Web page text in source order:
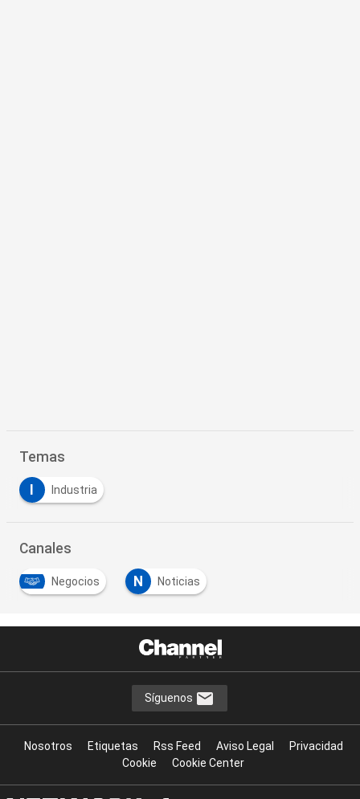
Temas
Industria
Canales
Negocios N Noticias
Síguenos
Nosotros Etiquetas Rss Feed Aviso Legal
Privacidad
Cookie
Cookie Center